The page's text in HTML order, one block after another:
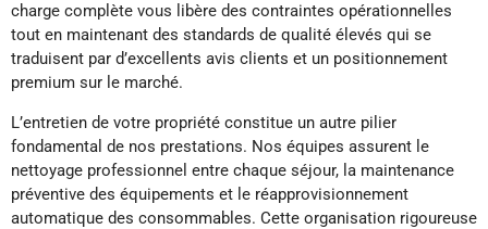
charge complète vous libère des contraintes opérationnelles
tout en maintenant des standards de qualité élevés qui se
traduisent par d’excellents avis clients et un positionnement
premium sur le marché.
L’entretien de votre propriété constitue un autre pilier
fondamental de nos prestations. Nos équipes assurent le
nettoyage professionnel entre chaque séjour, la maintenance
préventive des équipements et le réapprovisionnement
automatique des consommables. Cette organisation rigoureuse